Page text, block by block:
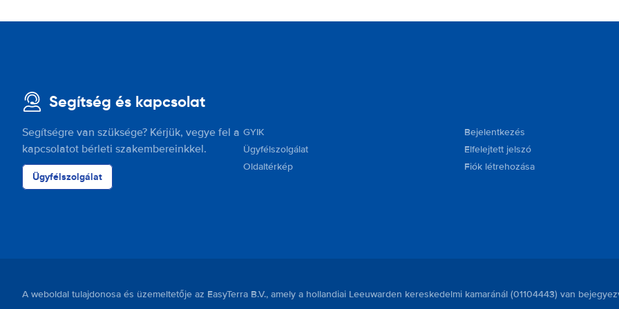
Segítség és kapcsolat
Segítségre van szüksége? Kérjük, vegye fel a
kapcsolatot bérleti szakembereinkkel.
Ügyfélszolgálat
GYIK
Ügyfélszolgálat
Oldaltérkép
Bejelentkezés
Elfelejtett jelszó
Fiók létrehozása
A weboldal tulajdonosa és üzemeltetője az EasyTerra B.V., amely a hollandiai Leeuwarden kereskedelmi kamaránál (01104443) van